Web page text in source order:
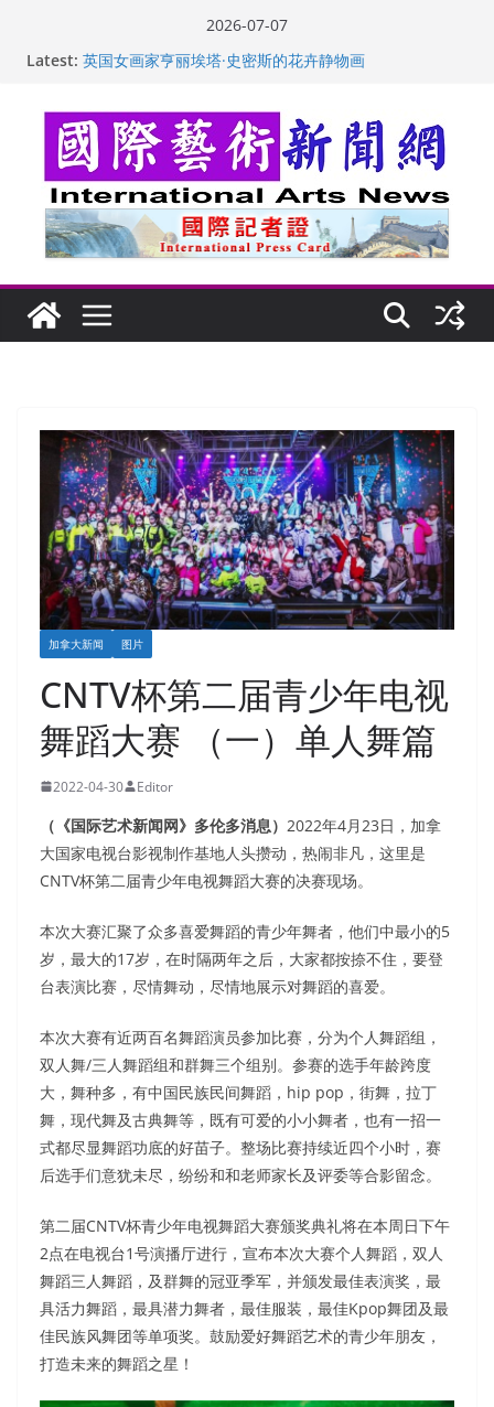
2026-07-07
Latest: “梵心”归处：一场展览 连着攀枝花的千里乡愁
美国人
玛丽安娜·卡拉切娃的绘画：幽默和难以言喻的快乐
苏方 ：“字”得其乐
加拿大新闻 图片
CNTV杯第二届青少年电视
舞蹈大赛 （一）单人舞篇
2022-04-30 Editor
（《国际艺术新闻网》多伦多消息） 2022年4月23日，加拿
大国家电视台影视制作基地人头攒动，热闹非凡，这里是
CNTV杯第二届青少年电视舞蹈大赛的决赛现场。
本次大赛汇聚了众多喜爱舞蹈的青少年舞者，他们中最小的5
岁，最大的17岁，在时隔两年之后，大家都按捺不住，要登
台表演比赛，尽情舞动，尽情地展示对舞蹈的喜爱。
本次大赛有近两百名舞蹈演员参加比赛，分为个人舞蹈组，
双人舞/三人舞蹈组和群舞三个组别。参赛的选手年龄跨度
大，舞种多，有中国民族民间舞蹈，hip pop，街舞，拉丁
舞，现代舞及古典舞等，既有可爱的小小舞者，也有一招一
式都尽显舞蹈功底的好苗子。整场比赛持续近四个小时，赛
后选手们意犹未尽，纷纷和和老师家长及评委等合影留念。
第二届CNTV杯青少年电视舞蹈大赛颁奖典礼将在本周日下午
2点在电视台1号演播厅进行，宣布本次大赛个人舞蹈，双人
舞蹈三人舞蹈，及群舞的冠亚季军，并颁发最佳表演奖，最
具活力舞蹈，最具潜力舞者，最佳服装，最佳Kpop舞团及最
佳民族风舞团等单项奖。鼓励爱好舞蹈艺术的青少年朋友，
打造未来的舞蹈之星！